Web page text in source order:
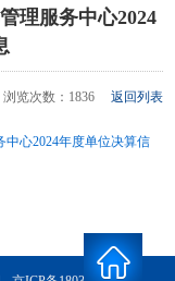
理服务中心2024
览次数：1836 返回列表
中心2024年度单位决算信